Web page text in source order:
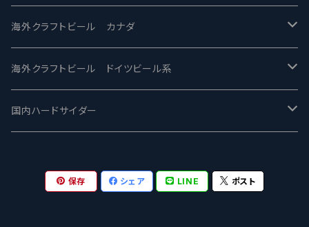
忽布古丹醸造 - HOP KOTAN
ワイマーケットブルーイング Y.Market Brewing
志賀高原ビール - SIGAKOGEN
箕面ビール - MINOH BEER
Fair State フェアステイト
Lagunitas ラグニタス
FirestoneWalker ファイアストーン
Mikkeller ミッケラー
ワイルドチャイルド - Wilde Child
BrewDog Brewery - ブリュードッグ
The Flying Inn / ザ フライイング イン
Lambiek Fabriek - ファブリーク
Heart Of Darkness - ハートオブダークネス
Carbon brews -カーボン
TAIHU - タイフー
Behemoth - ベヒーモス
ROCKY RIDGE - ロッキーリッジ
BODRIGGY BREWING ボッドリッジー
CO-CONSPIRATORS コ・コンスピレーターズ
Deep Creek Brewing Co.
海外クラフトビール カナダ
Jackie O's ジャッキーオーズ
Westbrook ウェストブルック
Strathcona ストラスコナ
海外クラフトビール ドイツビール系
Karmeliten カーメリテン
Früh フリュー
国内ハードサイダー
保存 シェア LINE ポスト